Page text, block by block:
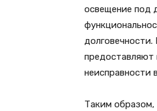
освещение под
предоставляют
неисправности
Таким образом,